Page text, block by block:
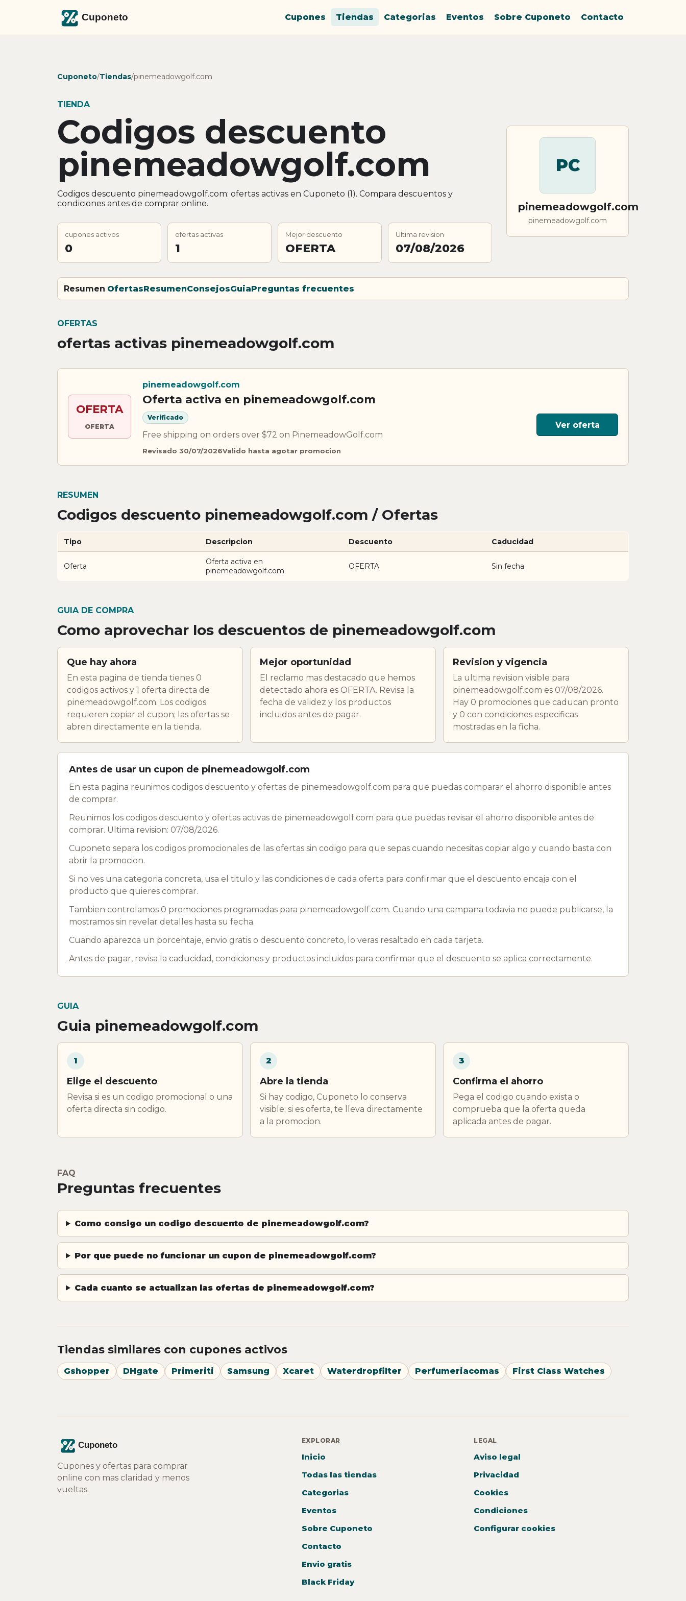
Cupones Tiendas Categorias Eventos Sobre Cuponeto Contacto
Cuponeto/Tiendas/pinemeadowgolf.com
TIENDA
Codigos descuento
pinemeadowgolf.com
Codigos descuento pinemeadowgolf.com: ofertas activas en Cuponeto (1). Compara descuentos y
condiciones antes de comprar online.
cupones activos
0
ofertas activas
1
Mejor descuento
OFERTA
Ultima revision
07/08/2026
PC
pinemeadowgolf.com
pinemeadowgolf.com
Resumen OfertasResumenConsejosGuiaPreguntas frecuentes
OFERTAS
ofertas activas pinemeadowgolf.com
OFERTA
OFERTA
pinemeadowgolf.com
Oferta activa en pinemeadowgolf.com
Verificado
Free shipping on orders over $72 on PinemeadowGolf.com
Revisado 30/07/2026Valido hasta agotar promocion
Ver oferta
RESUMEN
Codigos descuento pinemeadowgolf.com / Ofertas
Tipo Descripcion Descuento Caducidad
Oferta
Oferta activa en
pinemeadowgolf.com
OFERTA Sin fecha
GUIA DE COMPRA
Como aprovechar los descuentos de pinemeadowgolf.com
Que hay ahora
En esta pagina de tienda tienes 0
codigos activos y 1 oferta directa de
pinemeadowgolf.com. Los codigos
requieren copiar el cupon; las ofertas se
abren directamente en la tienda.
Mejor oportunidad
El reclamo mas destacado que hemos
detectado ahora es OFERTA. Revisa la
fecha de validez y los productos
incluidos antes de pagar.
Revision y vigencia
La ultima revision visible para
pinemeadowgolf.com es 07/08/2026.
Hay 0 promociones que caducan pronto
y 0 con condiciones especificas
mostradas en la ficha.
Antes de usar un cupon de pinemeadowgolf.com
En esta pagina reunimos codigos descuento y ofertas de pinemeadowgolf.com para que puedas comparar el ahorro disponible antes
de comprar.
Reunimos los codigos descuento y ofertas activas de pinemeadowgolf.com para que puedas revisar el ahorro disponible antes de
comprar. Ultima revision: 07/08/2026.
Cuponeto separa los codigos promocionales de las ofertas sin codigo para que sepas cuando necesitas copiar algo y cuando basta con
abrir la promocion.
Si no ves una categoria concreta, usa el titulo y las condiciones de cada oferta para confirmar que el descuento encaja con el
producto que quieres comprar.
Tambien controlamos 0 promociones programadas para pinemeadowgolf.com. Cuando una campana todavia no puede publicarse, la
mostramos sin revelar detalles hasta su fecha.
Cuando aparezca un porcentaje, envio gratis o descuento concreto, lo veras resaltado en cada tarjeta.
Antes de pagar, revisa la caducidad, condiciones y productos incluidos para confirmar que el descuento se aplica correctamente.
GUIA
Guia pinemeadowgolf.com
1
Elige el descuento
Revisa si es un codigo promocional o una
oferta directa sin codigo.
2
Abre la tienda
Si hay codigo, Cuponeto lo conserva
visible; si es oferta, te lleva directamente
a la promocion.
3
Confirma el ahorro
Pega el codigo cuando exista o
comprueba que la oferta queda
aplicada antes de pagar.
FAQ
Preguntas frecuentes
Como consigo un codigo descuento de pinemeadowgolf.com?
Por que puede no funcionar un cupon de pinemeadowgolf.com?
Cada cuanto se actualizan las ofertas de pinemeadowgolf.com?
Tiendas similares con cupones activos
Gshopper DHgate Primeriti Samsung Xcaret Waterdropfilter Perfumeriacomas First Class Watches
Cupones y ofertas para comprar
online con mas claridad y menos
vueltas.
EXPLORAR
Inicio
Todas las tiendas
Categorias
Eventos
Sobre Cuponeto
Contacto
Envio gratis
Black Friday
LEGAL
Aviso legal
Privacidad
Cookies
Condiciones
Configurar cookies